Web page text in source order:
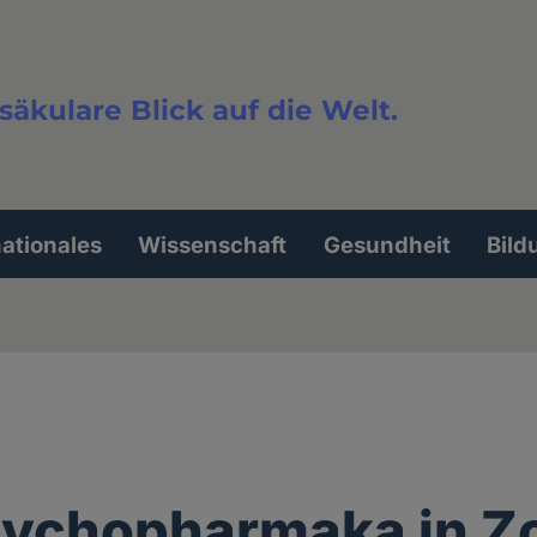
Blick auf die Welt.
Wissenschaft Gesundheit